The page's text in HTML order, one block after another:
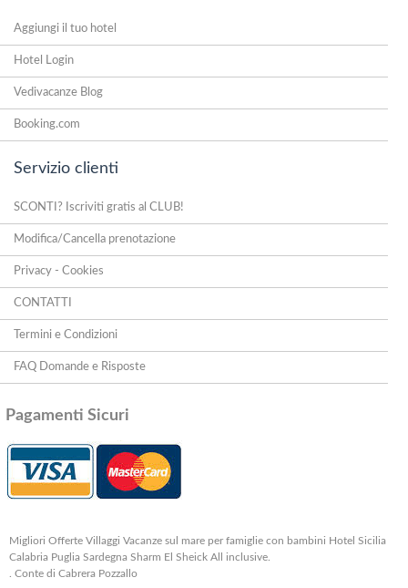
Aggiungi il tuo hotel
Hotel Login
Vedivacanze Blog
Booking.com
Servizio clienti
SCONTI? Iscriviti gratis al CLUB!
Modifica/Cancella prenotazione
Privacy - Cookies
CONTATTI
Termini e Condizioni
FAQ Domande e Risposte
Pagamenti Sicuri
Migliori Offerte Villaggi Vacanze sul mare per famiglie con bambini Hotel Sicilia
Calabria Puglia Sardegna Sharm El Sheick All inclusive.
. Conte di Cabrera Pozzallo